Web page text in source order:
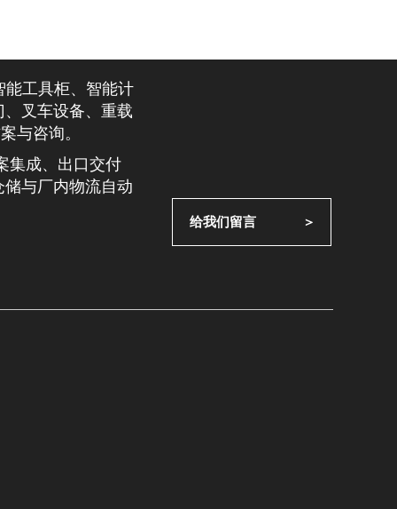
工具柜、智能计
叉车设备、重载
与咨询。
集成、出口交付
与厂内物流自动
给我们留言             ＞